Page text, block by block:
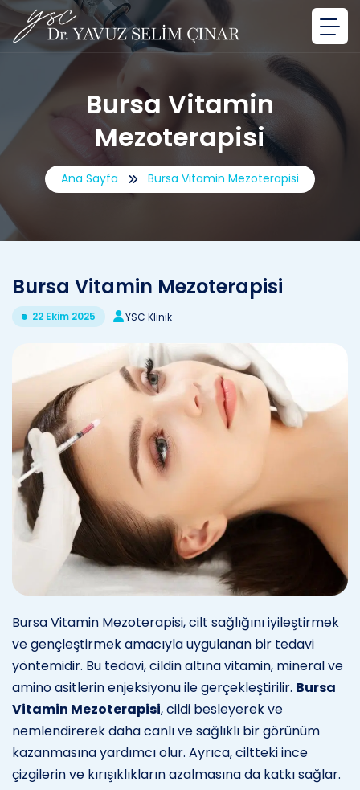
Bursa Vitamin
Mezoterapisi
Ana Sayfa Bursa Vitamin Mezoterapisi
Bursa Vitamin Mezoterapisi
22 Ekim 2025 YSC Klinik
Bursa Vitamin Mezoterapisi, cilt sağlığını iyileştirmek
ve gençleştirmek amacıyla uygulanan bir tedavi
yöntemidir. Bu tedavi, cildin altına vitamin, mineral ve
amino asitlerin enjeksiyonu ile gerçekleştirilir. Bursa
Vitamin Mezoterapisi, cildi besleyerek ve
nemlendirerek daha canlı ve sağlıklı bir görünüm
kazanmasına yardımcı olur. Ayrıca, ciltteki ince
çizgilerin ve kırışıklıkların azalmasına da katkı sağlar.